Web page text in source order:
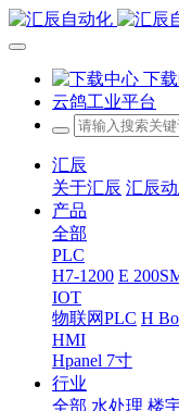
下
云鸽工业平台
汇辰
关于汇辰 汇辰
产品
全部
PLC
H7-1200 E
IOT
物联网PLC H
HMI
Hpanel 7寸
行业
全部 水处理 楼